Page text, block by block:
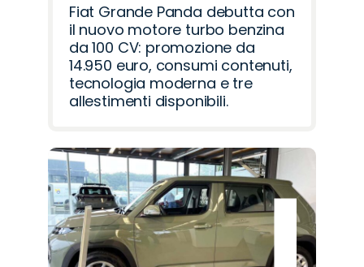
Fiat Grande Panda debutta con
il nuovo motore turbo benzina
da 100 CV: promozione da
14.950 euro, consumi contenuti,
tecnologia moderna e tre
allestimenti disponibili.